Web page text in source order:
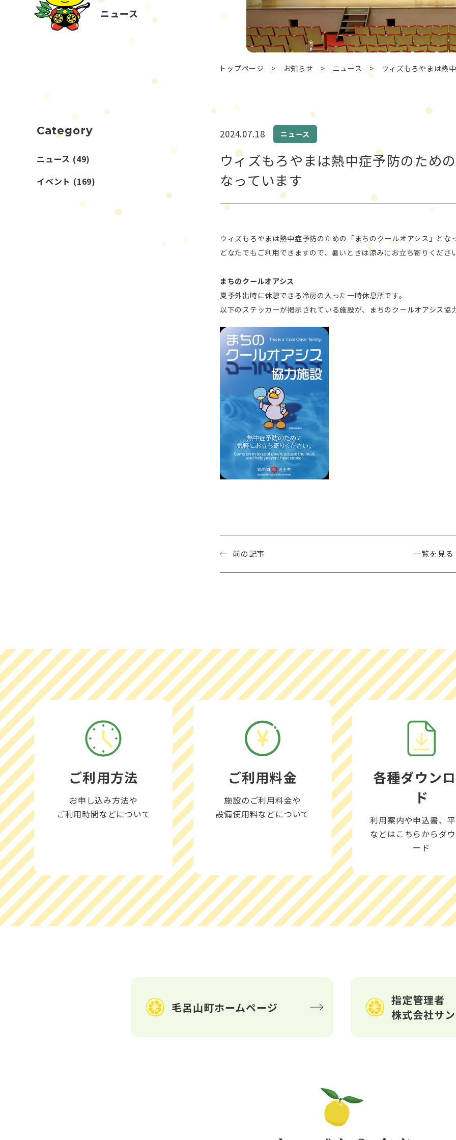
ニュース
トップページ > お知らせ > ニュース > ウィズもろやまは熱
2024.07.18 ニュース
ウィズもろやまは熱中症予防のため
なっています
ウィズもろやまは熱中症予防のための「まちのクールオアシス」とな
どなたでもご利用できますので、暑いときは涼みにお立ち寄りくださ
まちのクールオアシス
夏季外出時に休憩できる冷房の入った一時休息所です。
以下のステッカーが掲示されている施設が、まちのクールオアシス協
前の記事 一覧を見る
Category
ニュース (49)
イベント (169)
ご利用方法
お申し込み方法や
ご利用時間などについて
ご利用料金
施設のご利用料金や
設備使用料などについて
各種ダウン
ド
利用案内や申込書、
などはこちらからダ
ード
毛呂山町ホームページ
指定管理者
株式会社サ